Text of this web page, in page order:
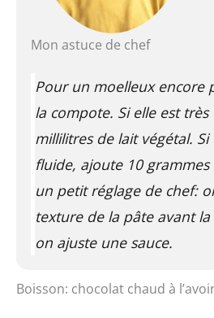
Mon astuce de chef
Pour un moelleux encore
la compote. Si elle est
millilitres de lait végétal. Si
fluide, ajoute 10 grammes
un petit réglage de chef:
texture de la pâte avant
on ajuste une sauce.
Boisson: chocolat chaud à